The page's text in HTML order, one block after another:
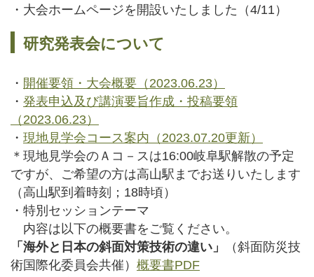
・大会ホームページを開設いたしました（4/11）
研究発表会について
・ 開催要領・大会概要（2023.06.23）
・ 発表申込及び講演要旨作成・投稿要領
（2023.06.23）
・ 現地見学会コース案内（2023.07.20更新）
＊現地見学会のＡコ－スは16:00岐阜駅解散の予定
ですが、ご希望の方は高山駅までお送りいたします
（高山駅到着時刻；18時頃）
・特別セッションテーマ
内容は以下の概要書をご覧ください。
「海外と日本の斜面対策技術の違い」
（斜面防災技
術国際化委員会共催） 概要書PDF